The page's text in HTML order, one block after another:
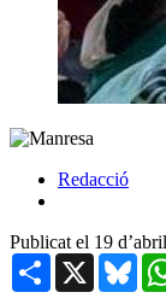
Redacció
Publicat el 19
Share X